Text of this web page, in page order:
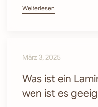
Weiterlesen
März 3, 2025
Was ist ein
wen ist es